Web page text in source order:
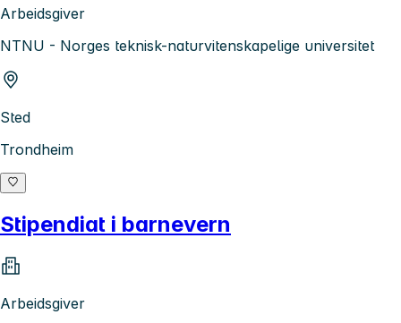
Arbeidsgiver
NTNU - Norges teknisk-naturvitenskapelige universitet
Sted
Trondheim
Stipendiat i barnevern
Arbeidsgiver